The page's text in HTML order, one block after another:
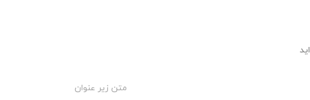
متن زیر عنوان